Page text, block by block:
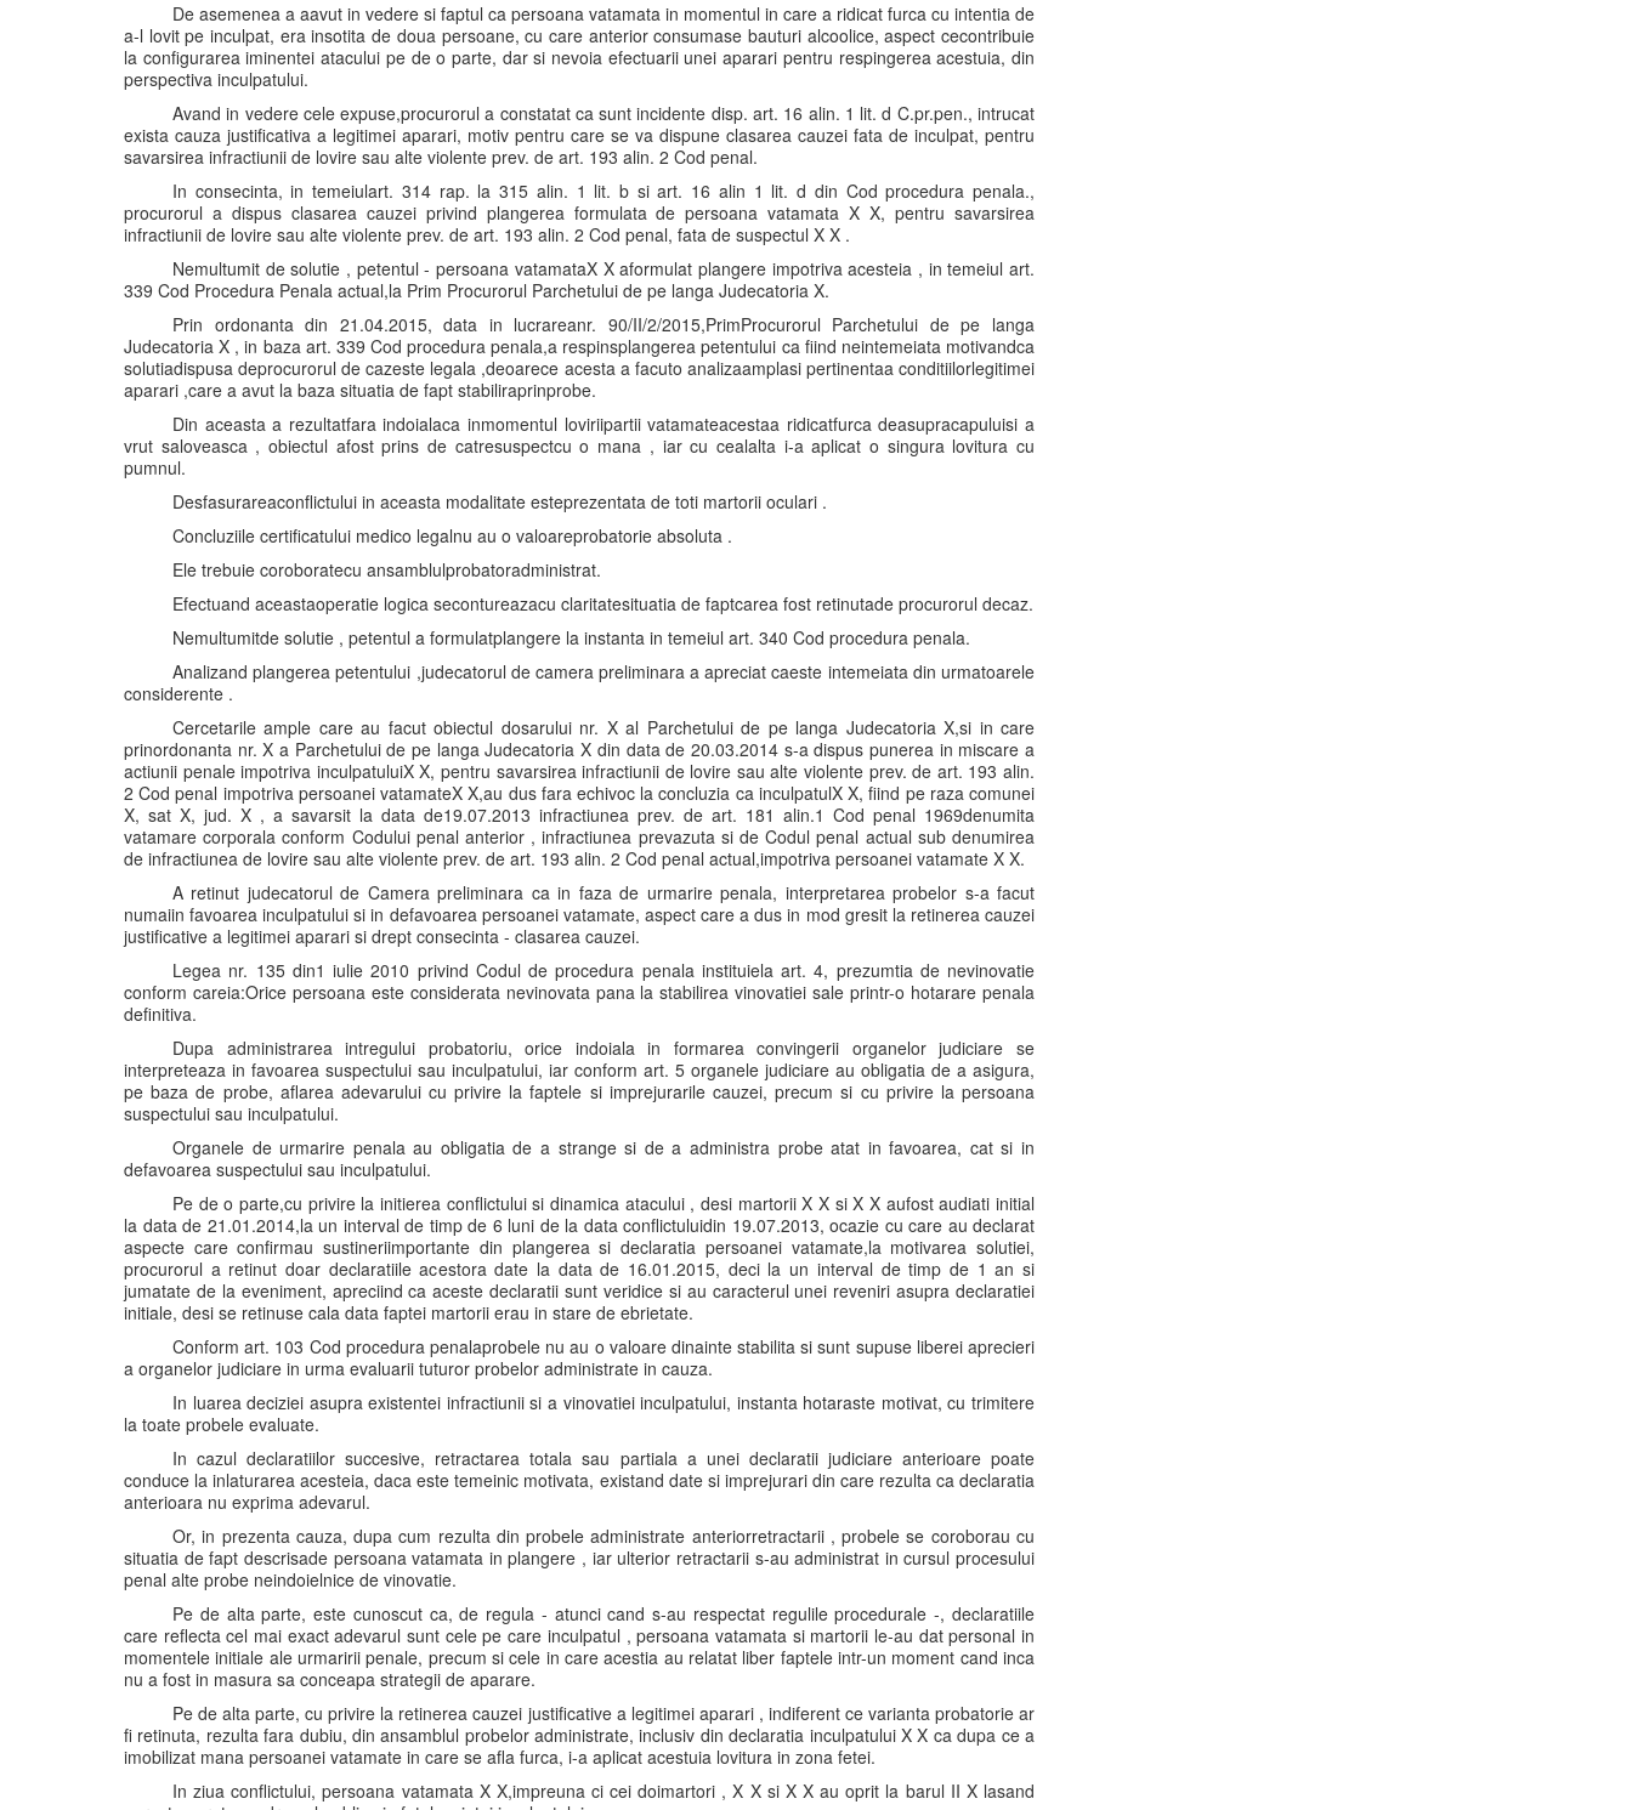
De asemenea a aavut in vedere si faptul ca persoana vatamata in momentul in care a ridicat furca cu intentia de
a-l lovit pe inculpat, era insotita de doua persoane, cu care anterior consumase bauturi alcoolice, aspect cecontribuie
la configurarea iminentei atacului pe de o parte, dar si nevoia efectuarii unei aparari pentru respingerea acestuia, din
perspectiva inculpatului.
Avand in vedere cele expuse,procurorul a constatat ca sunt incidente disp. art. 16 alin. 1 lit. d C.pr.pen., intrucat
exista cauza justificativa a legitimei aparari, motiv pentru care se va dispune clasarea cauzei fata de inculpat, pentru
savarsirea infractiunii de lovire sau alte violente prev. de art. 193 alin. 2 Cod penal.
In consecinta, in temeiulart. 314 rap. la 315 alin. 1 lit. b si art. 16 alin 1 lit. d din Cod procedura penala.,
procurorul a dispus clasarea cauzei privind plangerea formulata de persoana vatamata X X, pentru savarsirea
infractiunii de lovire sau alte violente prev. de art. 193 alin. 2 Cod penal, fata de suspectul X X .
Nemultumit de solutie , petentul - persoana vatamataX X aformulat plangere impotriva acesteia , in temeiul art.
339 Cod Procedura Penala actual,la Prim Procurorul Parchetului de pe langa Judecatoria X.
Prin ordonanta din 21.04.2015, data in lucrareanr. 90/II/2/2015,PrimProcurorul Parchetului de pe langa
Judecatoria X , in baza art. 339 Cod procedura penala,a respinsplangerea petentului ca fiind neintemeiata motivandca
solutiadispusa deprocurorul de cazeste legala ,deoarece acesta a facuto analizaamplasi pertinentaa conditiilorlegitimei
aparari ,care a avut la baza situatia de fapt stabiliraprinprobe.
Din aceasta a rezultatfara indoialaca inmomentul loviriipartii vatamateacestaa ridicatfurca deasupracapuluisi a
vrut saloveasca , obiectul afost prins de catresuspectcu o mana , iar cu cealalta i-a aplicat o singura lovitura cu
pumnul.
Desfasurareaconflictului in aceasta modalitate esteprezentata de toti martorii oculari .
Concluziile certificatului medico legalnu au o valoareprobatorie absoluta .
Ele trebuie coroboratecu ansamblulprobatoradministrat.
Efectuand aceastaoperatie logica secontureazacu claritatesituatia de faptcarea fost retinutade procurorul decaz.
Nemultumitde solutie , petentul a formulatplangere la instanta in temeiul art. 340 Cod procedura penala.
Analizand plangerea petentului ,judecatorul de camera preliminara a apreciat caeste intemeiata din urmatoarele
considerente .
Cercetarile ample care au facut obiectul dosarului nr. X al Parchetului de pe langa Judecatoria X,si in care
prinordonanta nr. X a Parchetului de pe langa Judecatoria X din data de 20.03.2014 s-a dispus punerea in miscare a
actiunii penale impotriva inculpatuluiX X, pentru savarsirea infractiunii de lovire sau alte violente prev. de art. 193 alin.
2 Cod penal impotriva persoanei vatamateX X,au dus fara echivoc la concluzia ca inculpatulX X, fiind pe raza comunei
X, sat X, jud. X , a savarsit la data de19.07.2013 infractiunea prev. de art. 181 alin.1 Cod penal 1969denumita
vatamare corporala conform Codului penal anterior , infractiunea prevazuta si de Codul penal actual sub denumirea
de infractiunea de lovire sau alte violente prev. de art. 193 alin. 2 Cod penal actual,impotriva persoanei vatamate X X.
A retinut judecatorul de Camera preliminara ca in faza de urmarire penala, interpretarea probelor s-a facut
numaiin favoarea inculpatului si in defavoarea persoanei vatamate, aspect care a dus in mod gresit la retinerea cauzei
justificative a legitimei aparari si drept consecinta - clasarea cauzei.
Legea nr. 135 din1 iulie 2010 privind Codul de procedura penala instituiela art. 4, prezumtia de nevinovatie
conform careia:Orice persoana este considerata nevinovata pana la stabilirea vinovatiei sale printr-o hotarare penala
definitiva.
Dupa administrarea intregului probatoriu, orice indoiala in formarea convingerii organelor judiciare se
interpreteaza in favoarea suspectului sau inculpatului, iar conform art. 5 organele judiciare au obligatia de a asigura,
pe baza de probe, aflarea adevarului cu privire la faptele si imprejurarile cauzei, precum si cu privire la persoana
suspectului sau inculpatului.
Organele de urmarire penala au obligatia de a strange si de a administra probe atat in favoarea, cat si in
defavoarea suspectului sau inculpatului.
Pe de o parte,cu privire la initierea conflictului si dinamica atacului , desi martorii X X si X X aufost audiati initial
la data de 21.01.2014,la un interval de timp de 6 luni de la data conflictuluidin 19.07.2013, ocazie cu care au declarat
aspecte care confirmau sustineriimportante din plangerea si declaratia persoanei vatamate,la motivarea solutiei,
procurorul a retinut doar declaratiile acestora date la data de 16.01.2015, deci la un interval de timp de 1 an si
jumatate de la eveniment, apreciind ca aceste declaratii sunt veridice si au caracterul unei reveniri asupra declaratiei
initiale, desi se retinuse cala data faptei martorii erau in stare de ebrietate.
Conform art. 103 Cod procedura penalaprobele nu au o valoare dinainte stabilita si sunt supuse liberei aprecieri
a organelor judiciare in urma evaluarii tuturor probelor administrate in cauza.
In luarea deciziei asupra existentei infractiunii si a vinovatiei inculpatului, instanta hotaraste motivat, cu trimitere
la toate probele evaluate.
In cazul declaratiilor succesive, retractarea totala sau partiala a unei declaratii judiciare anterioare poate
conduce la inlaturarea acesteia, daca este temeinic motivata, existand date si imprejurari din care rezulta ca declaratia
anterioara nu exprima adevarul.
Or, in prezenta cauza, dupa cum rezulta din probele administrate anteriorretractarii , probele se coroborau cu
situatia de fapt descrisade persoana vatamata in plangere , iar ulterior retractarii s-au administrat in cursul procesului
penal alte probe neindoielnice de vinovatie.
Pe de alta parte, este cunoscut ca, de regula - atunci cand s-au respectat regulile procedurale -, declaratiile
care reflecta cel mai exact adevarul sunt cele pe care inculpatul , persoana vatamata si martorii le-au dat personal in
momentele initiale ale urmaririi penale, precum si cele in care acestia au relatat liber faptele intr-un moment cand inca
nu a fost in masura sa conceapa strategii de aparare.
Pe de alta parte, cu privire la retinerea cauzei justificative a legitimei aparari , indiferent ce varianta probatorie ar
fi retinuta, rezulta fara dubiu, din ansamblul probelor administrate, inclusiv din declaratia inculpatului X X ca dupa ce a
imobilizat mana persoanei vatamate in care se afla furca, i-a aplicat acestuia lovitura in zona fetei.
In ziua conflictului, persoana vatamata X X,impreuna ci cei doimartori , X X si X X au oprit la barul II X lasand